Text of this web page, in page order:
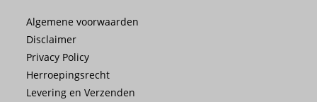
Algemene voorwaarden
Disclaimer
Privacy Policy
Herroepingsrecht
Levering en Verzenden